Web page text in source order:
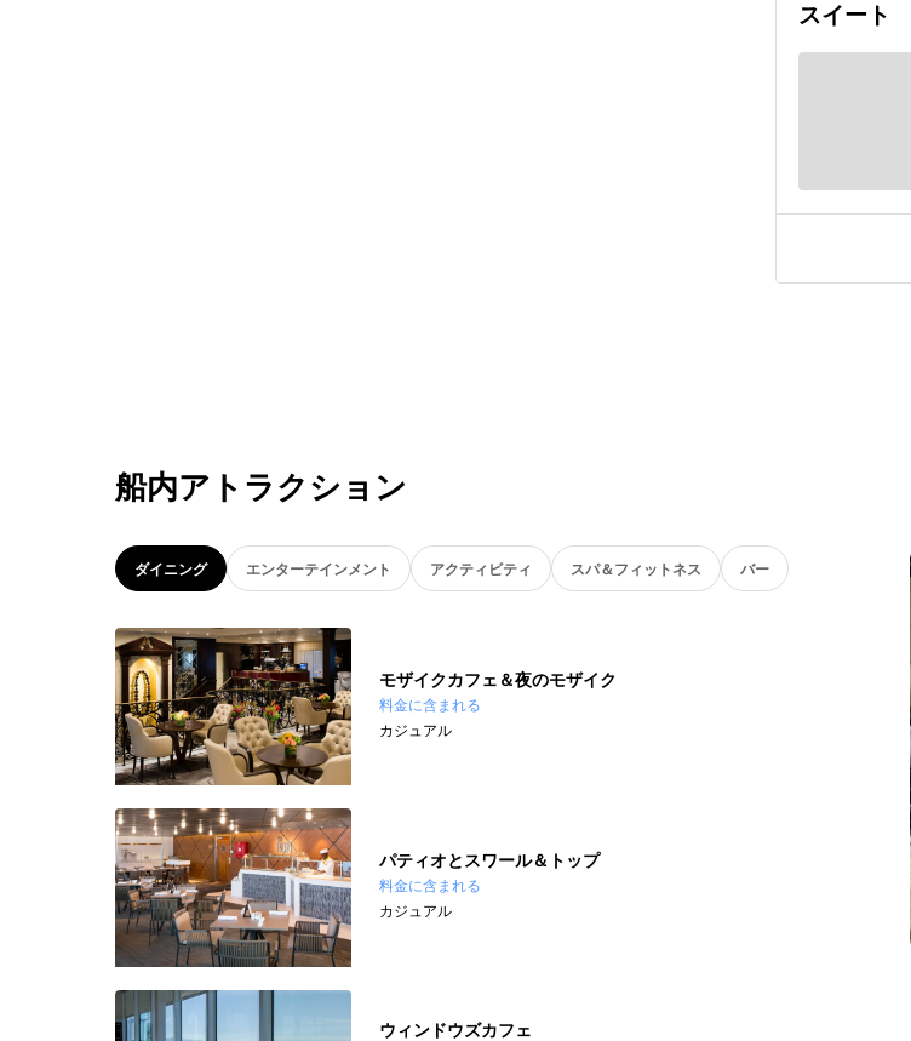
スイート
船内アトラクション
ダイニング エンターテインメント アクティビティ スパ＆フィットネス バー
モザイクカフェ＆夜のモザイク
料金に含まれる
カジュアル
パティオとスワール＆トップ
料金に含まれる
カジュアル
ウィンドウズカフェ